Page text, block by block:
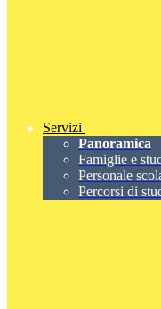
Servizi
Panoramica
Famiglie e
Personale
Percorsi di